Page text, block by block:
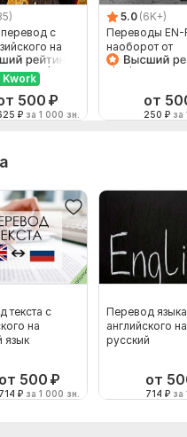
с
на
и наоборот
500₽
₽ за 1 000 зн.
5.0 (6K+)
Переводы EN-
наоборот от
от
250 ₽ за
текста с
на
язык
от 500 ₽
714 ₽ за 1 000 зн.
Перевод
английского на
русский
от
714 ₽ за